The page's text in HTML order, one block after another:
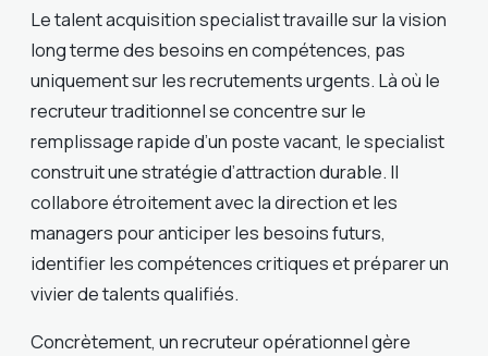
Le talent acquisition specialist travaille sur la vision
long terme des besoins en compétences, pas
uniquement sur les recrutements urgents. Là où le
recruteur traditionnel se concentre sur le
remplissage rapide d’un poste vacant, le specialist
construit une stratégie d’attraction durable. Il
collabore étroitement avec la direction et les
managers pour anticiper les besoins futurs,
identifier les compétences critiques et préparer un
vivier de talents qualifiés.
Concrètement, un recruteur opérationnel gère